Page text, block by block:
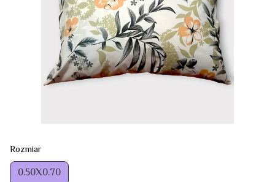
Rozmiar
0.50Х0.70